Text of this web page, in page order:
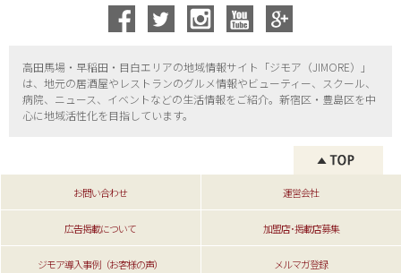
高田馬場・早稲田・目白エリアの地域情報サイト「ジモア（JIMORE）」
は、地元の居酒屋やレストランのグルメ情報やビューティー、
スクール、
病院、ニュース、イベントなどの生活情報をご紹介。新宿区・ 豊島区を中
心に地域活性化を目指しています。
お問い合わせ 運営会社
広告掲載について 加盟店･掲載店募集
ジモア導入事例（お客様の声） メルマガ登録